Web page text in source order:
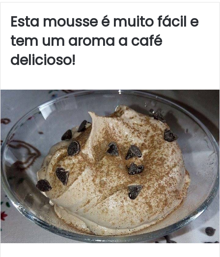
Esta mousse é muito fácil e
tem um aroma a café
delicioso!